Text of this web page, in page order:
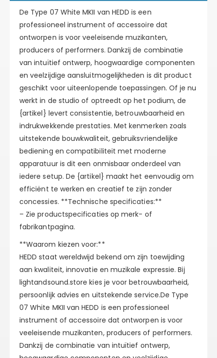
De Type 07 White MKII van HEDD is een
professioneel instrument of accessoire dat
ontworpen is voor veeleisende muzikanten,
producers of performers. Dankzij de combinatie
van intuïtief ontwerp, hoogwaardige componenten
en veelzijdige aansluitmogelijkheden is dit product
geschikt voor uiteenlopende toepassingen. Of je nu
werkt in de studio of optreedt op het podium, de
{artikel} levert consistentie, betrouwbaarheid en
indrukwekkende prestaties. Met kenmerken zoals
uitstekende bouwkwaliteit, gebruiksvriendelijke
bediening en compatibiliteit met moderne
apparatuur is dit een onmisbaar onderdeel van
iedere setup. De {artikel} maakt het eenvoudig om
efficiënt te werken en creatief te zijn zonder
concessies. **Technische specificaties:**
– Zie productspecificaties op merk- of
fabrikantpagina.
**Waarom kiezen voor:**
HEDD staat wereldwijd bekend om zijn toewijding
aan kwaliteit, innovatie en muzikale expressie. Bij
lightandsound.store kies je voor betrouwbaarheid,
persoonlijk advies en uitstekende service.De Type
07 White MKII van HEDD is een professioneel
instrument of accessoire dat ontworpen is voor
veeleisende muzikanten, producers of performers.
Dankzij de combinatie van intuïtief ontwerp,